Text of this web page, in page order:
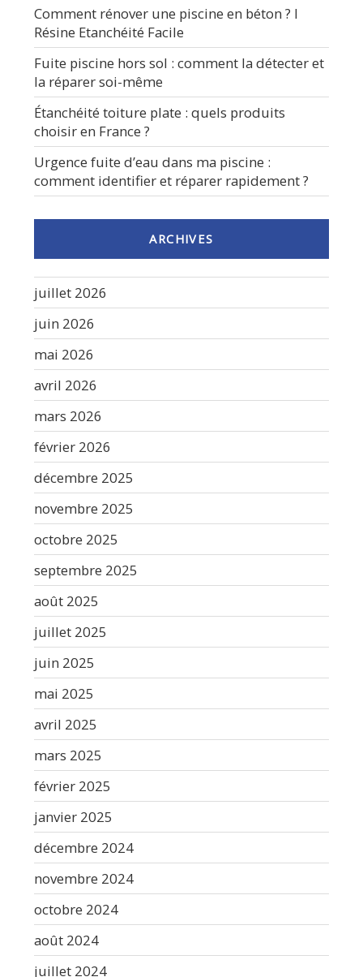
Comment rénover une piscine en béton ? I
Résine Etanchéité Facile
Fuite piscine hors sol : comment la détecter et
la réparer soi-même
Étanchéité toiture plate : quels produits
choisir en France ?
Urgence fuite d’eau dans ma piscine :
comment identifier et réparer rapidement ?
ARCHIVES
juillet 2026
juin 2026
mai 2026
avril 2026
mars 2026
février 2026
décembre 2025
novembre 2025
octobre 2025
septembre 2025
août 2025
juillet 2025
juin 2025
mai 2025
avril 2025
mars 2025
février 2025
janvier 2025
décembre 2024
novembre 2024
octobre 2024
août 2024
juillet 2024